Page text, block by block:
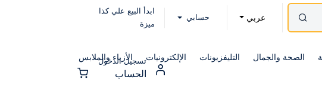
عربي حسابي
ابدأ البيع علي كذا
ميزة
الصحة والجمال التليفزيونات الإلكترونيات الأزياء والملابس
تسجيل الدخول
الحساب